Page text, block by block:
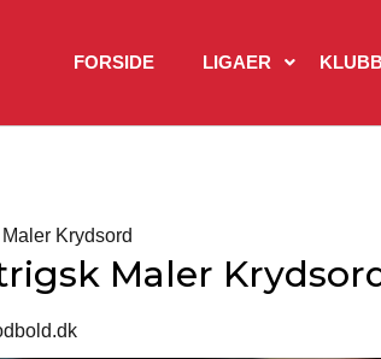
FORSIDE LIGAER
Krydsord
Maler